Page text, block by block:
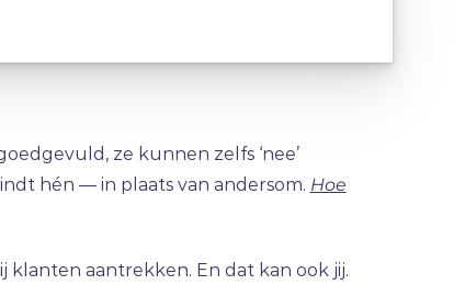
ze kunnen zelfs ‘nee’
hén — in plaats van andersom. Hoe
klanten aantrekken. En dat kan ook jij.